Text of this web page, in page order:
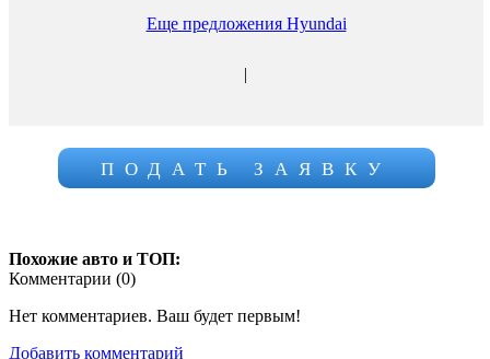
Еще предложения Hyundai
|
ПОДАТЬ ЗАЯВКУ
Похожие авто и ТОП:
Комментарии (0)
Нет комментариев. Ваш будет первым!
Добавить комментарий